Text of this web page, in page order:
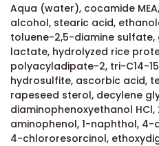
Aqua (water), cocamide
alcohol, stearic acid,
toluene-2,5-diamine sulfate,
lactate, hydrolyzed rice
polyacyladipate-2, tri-C14-
hydrosulfite, ascorbic acid,
rapeseed sterol, decylene
diaminophenoxyethanol
aminophenol, 1-naphthol,
4-chlororesorcinol,